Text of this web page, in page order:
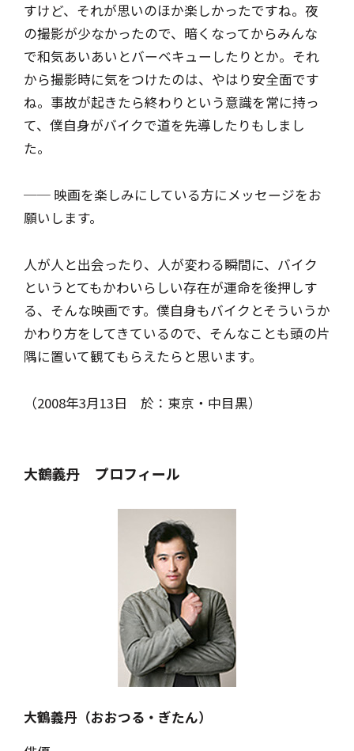
すけど、それが思いのほか楽しかったですね。夜
の撮影が少なかったので、暗くなってからみんな
で和気あいあいとバーベキューしたりとか。それ
から撮影時に気をつけたのは、やはり安全面です
ね。事故が起きたら終わりという意識を常に持っ
て、僕自身がバイクで道を先導したりもしまし
た。
── 映画を楽しみにしている方にメッセージをお
願いします。
人が人と出会ったり、人が変わる瞬間に、バイク
というとてもかわいらしい存在が運命を後押しす
る、そんな映画です。僕自身もバイクとそういうか
かわり方をしてきているので、そんなことも頭の片
隅に置いて観てもらえたらと思います。
（2008年3月13日 於：東京・中目黒）
大鶴義丹 プロフィール
大鶴義丹（おおつる・ぎたん）